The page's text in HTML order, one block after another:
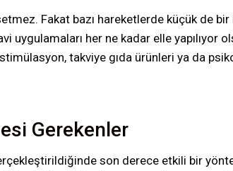
Fakat bazı hareketlerde küçük de
her ne kadar elle yapılıyor
takviye gıda ürünleri ya da
Gerekenler
son derece etkili bir